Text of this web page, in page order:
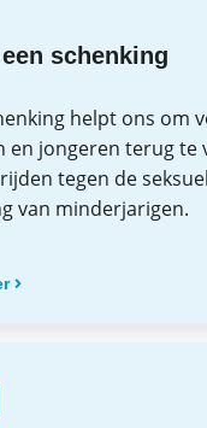
schenking
helpt ons om
en jongeren terug te
tegen de
van minderjarigen.